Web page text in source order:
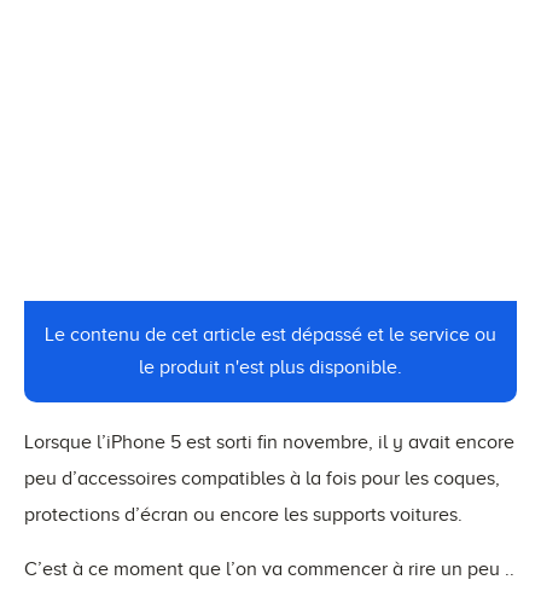
Le contenu de cet article est dépassé et le service ou
le produit n'est plus disponible.
Lorsque l’iPhone 5 est sorti fin novembre, il y avait encore
peu d’accessoires compatibles à la fois pour les coques,
protections d’écran ou encore les supports voitures.
C’est à ce moment que l’on va commencer à rire un peu ..